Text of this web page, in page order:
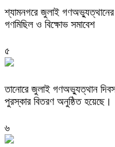
শ্যামনগরে জুলাই গণঅভ্যুত্থানের
গণমিছিল ও বিক্ষোভ সমাবেশ
৫
তানোরে জুলাই গণঅভ্যুত্থান
পুরস্কার বিতরণ অনুষ্ঠিত হয়েছে।
৬